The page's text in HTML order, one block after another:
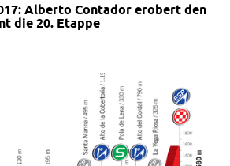
Alberto Contador erobert den
die 20. Etappe